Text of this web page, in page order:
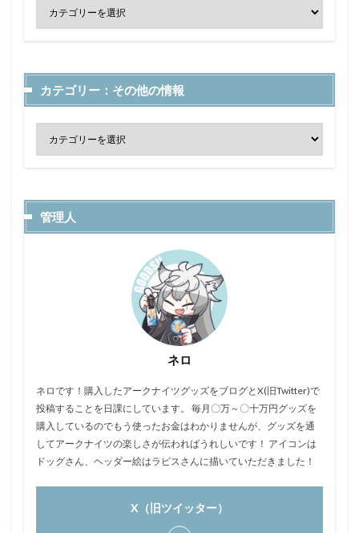
カテゴリー：その他の情報
管理人
ネロ
ネロです！購入したアークナイツグッズをブログとX(旧Twitter)で
投稿することを日課にしています。 毎月〇万～〇十万円グッズを
購入しているのでもう使ったお金はわかりませんが、グッズを通
してアークナイツの楽しさが伝わればうれしいです！ アイコンは
ドッグさん、ヘッダー絵はラピスさんに描いていただきました！
X（旧ツイッター）